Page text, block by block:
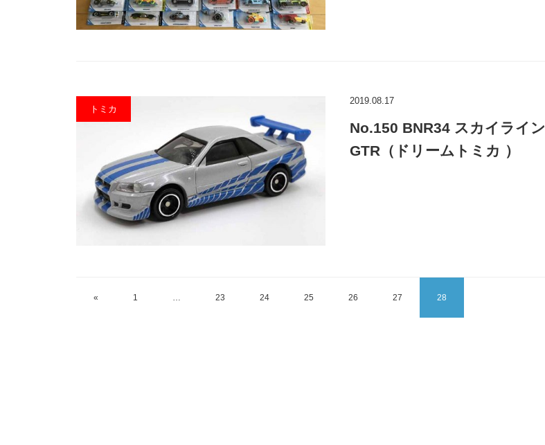
トミカ
2019.08.17
No.150 BNR34 スカイライン
GTR（ドリームトミカ ）
« 1 … 23 24 25 26 27 28